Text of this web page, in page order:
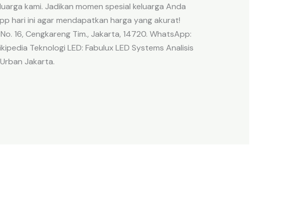
kami. Jadikan momen spesial keluarga Anda
hari ini agar mendapatkan harga yang akurat!
16, Cengkareng Tim., Jakarta, 14720. WhatsApp:
Teknologi LED: Fabulux LED Systems Analisis
Jakarta.